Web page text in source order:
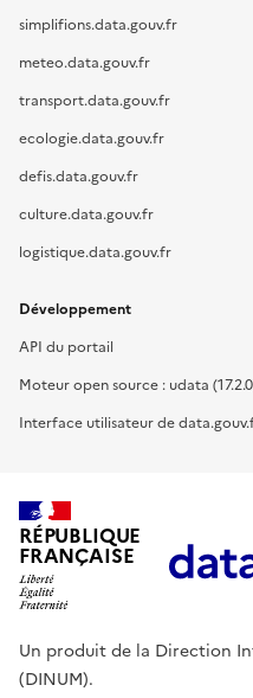
simplifions.data.gouv.fr
meteo.data.gouv.fr
transport.data.gouv.fr
ecologie.data.gouv.fr
defis.data.gouv.fr
culture.data.gouv.fr
logistique.data.gouv.fr
Développement
API du portail
Moteur open source : udata
Interface utilisateur de
RÉPUBLIQUE
FRANÇAISE
Un produit de la Direction
(DINUM).